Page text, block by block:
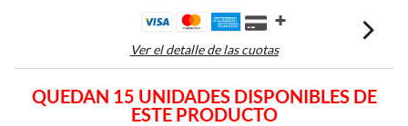
Ver el detalle de las cuotas
QUEDAN 15 UNIDADES DISPONIBLES DE
ESTE PRODUCTO